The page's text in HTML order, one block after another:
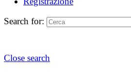
Search for:
Close search